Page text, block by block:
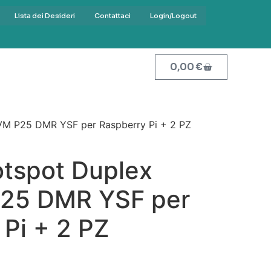
Lista dei Desideri Contattaci Login/Logout
0,00€
P25 DMR YSF per Raspberry Pi + 2 PZ
Duplex
DMR YSF per
+ 2 PZ